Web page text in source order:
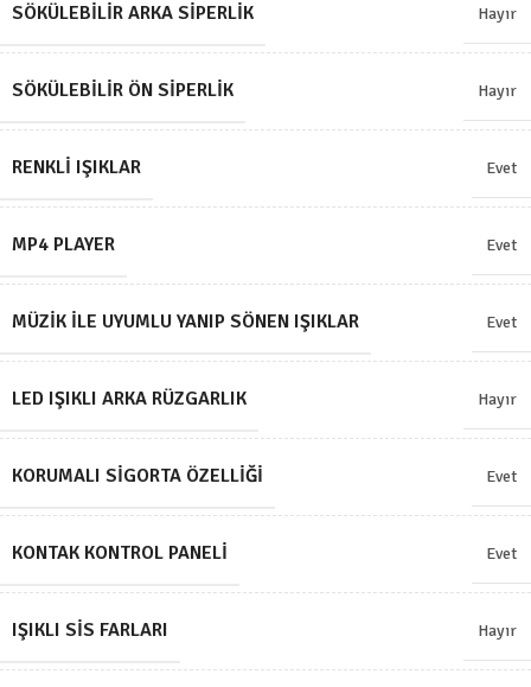
SÖKÜLEBILIR ARKA SIPERLIK Hayır
SÖKÜLEBILIR ÖN SIPERLIK Hayır
RENKLI IŞIKLAR Evet
MP4 PLAYER Evet
MÜZIK ILE UYUMLU YANIP SÖNEN IŞIKLAR Evet
LED IŞIKLI ARKA RÜZGARLIK Hayır
KORUMALI SIGORTA ÖZELLIĞI Evet
KONTAK KONTROL PANELI Evet
IŞIKLI SIS FARLARI Hayır